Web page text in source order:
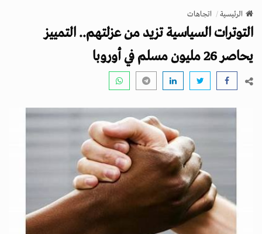
v
g
a
n
الرئيسية اتجاهات
التوترات السياسية تزيد من عزلتهم.. التمييز
يحاصر 26 مليون مسلم في أوروبا